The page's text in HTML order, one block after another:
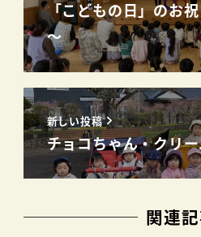
「こどもの日」の
～
新しい投稿
チョコちゃん・クリ
関連